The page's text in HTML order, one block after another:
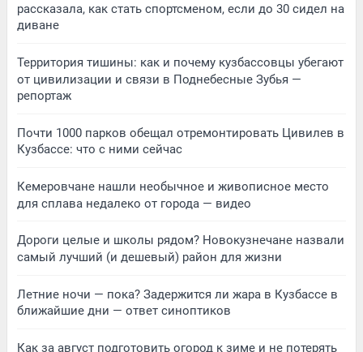
рассказала, как стать спортсменом, если до 30 сидел на
диване
Территория тишины: как и почему кузбассовцы убегают
от цивилизации и связи в Поднебесные Зубья —
репортаж
Почти 1000 парков обещал отремонтировать Цивилев в
Кузбассе: что с ними сейчас
Кемеровчане нашли необычное и живописное место
для сплава недалеко от города — видео
Дороги целые и школы рядом? Новокузнечане назвали
самый лучший (и дешевый) район для жизни
Летние ночи — пока? Задержится ли жара в Кузбассе в
ближайшие дни — ответ синоптиков
Как за август подготовить огород к зиме и не потерять